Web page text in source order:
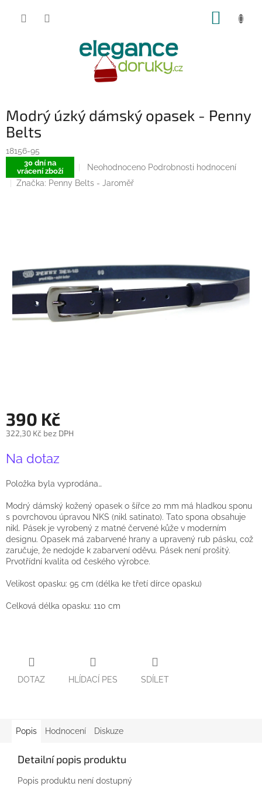
Modrý úzký dámský opasek - Penny
Belts
18156-95
30 dní na
vrácení zboží
Průměrné
hodnocení
produktu
Neohodnoceno Podrobnosti hodnocení
Značka: Penny Belts - Jaroměř
390 Kč
322,30 Kč bez DPH
cena:
Na dotaz
Položka byla vyprodána…
Modrý dámský kožený opasek o šířce 20 mm má hladkou sponu
s povrchovou úpravou NKS (nikl satinato). Tato spona obsahuje
nikl. Pásek je vyrobený z matné červené kůže v moderním
designu. Opasek má zabarvené hrany a upravený rub pásku, což
zaručuje, že nedojde k zabarvení oděvu. Pásek není prošitý.
Prvotřídní kvalita od českého výrobce.
Velikost opasku: 95 cm (délka ke třetí dírce opasku)
Celková délka opasku: 110 cm
DOTAZ HLÍDACÍ PES SDÍLET
Popis Hodnocení Diskuze
Detailní popis produktu
Popis produktu není dostupný